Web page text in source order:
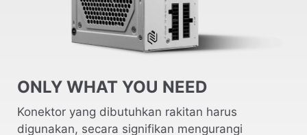
ONLY WHAT YOU NEED
Konektor yang dibutuhkan rakitan harus
digunakan, secara signifikan mengurangi